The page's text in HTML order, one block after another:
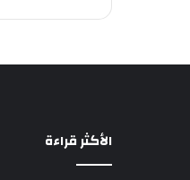
الأكثر قراءة